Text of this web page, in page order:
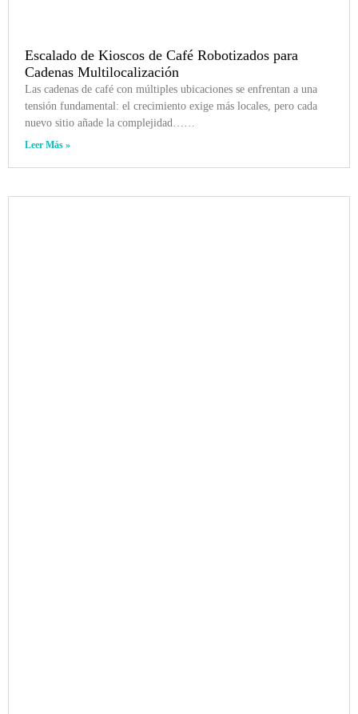
Escalado de Kioscos de Café Robotizados para
Cadenas Multilocalización
Las cadenas de café con múltiples ubicaciones se enfrentan a una
tensión fundamental: el crecimiento exige más locales, pero cada
nuevo sitio añade la complejidad……
Leer Más »